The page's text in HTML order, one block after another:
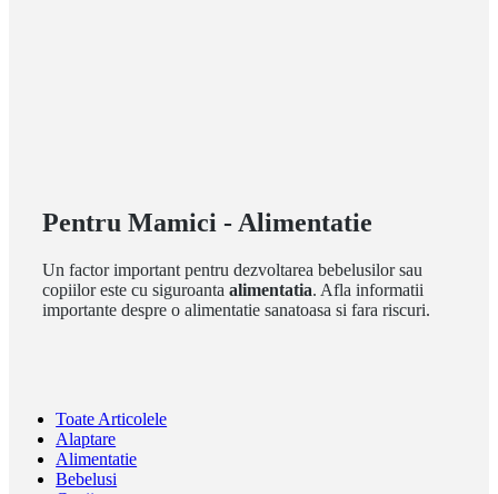
Pentru Mamici - Alimentatie
Un factor important pentru dezvoltarea bebelusilor sau
copiilor este cu siguroanta alimentatia. Afla informatii
importante despre o alimentatie sanatoasa si fara riscuri.
Toate Articolele
Alaptare
Alimentatie
Bebelusi